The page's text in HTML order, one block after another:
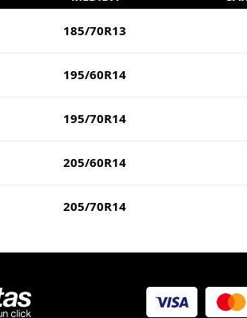
185/70R13
195/60R14
195/70R14
205/60R14
205/70R14